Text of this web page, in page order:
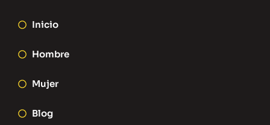
Inicio
Hombre
Mujer
Blog